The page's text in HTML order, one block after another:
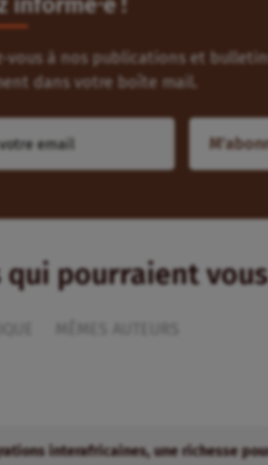
vous à nos publications et
dans votre boîte mail.
pourraient
interafricaines, une richesse